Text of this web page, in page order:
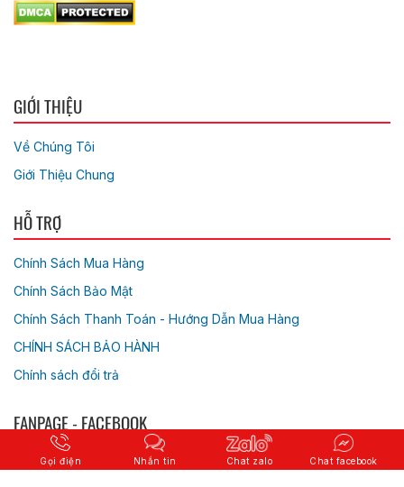
GIỚI THIỆU
Về Chúng Tôi
Giới Thiệu Chung
HỖ TRỢ
Chính Sách Mua Hàng
Chính Sách Bảo Mật
Chính Sách Thanh Toán - Hướng Dẫn Mua Hàng
CHÍNH SÁCH BẢO HÀNH
Chính sách đổi trả
FANPAGE - FACEBOOK
Gọi điện Nhắn tin Chat zalo Chat facebook